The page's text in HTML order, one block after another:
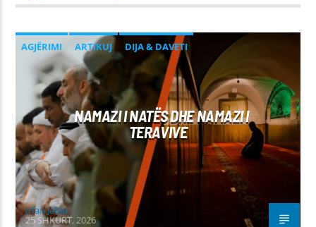
AGJËRIMI ARTIKUJ
DIJA & DAVETI
NAMAZI
NAMAZI I NATËS DHE NAMAZI I
TERAVIVE
Irfan Jahiu
25 SHKURT, 2026